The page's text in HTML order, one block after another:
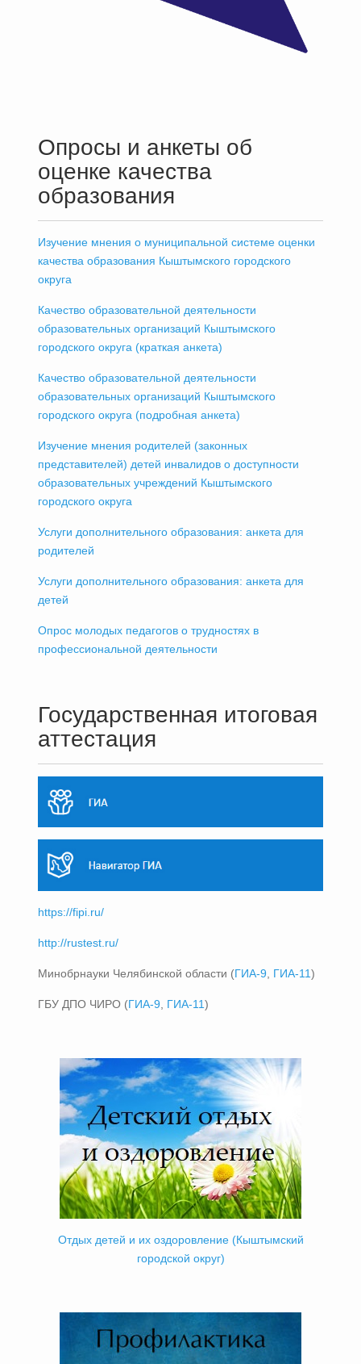
Опросы и анкеты об
оценке качества
образования
Изучение мнения о муниципальной системе оценки
качества образования Кыштымского городского
округа
Качество образовательной деятельности
образовательных организаций Кыштымского
городского округа (краткая анкета)
Качество образовательной деятельности
образовательных организаций Кыштымского
городского округа (подробная анкета)
Изучение мнения родителей (законных
представителей) детей инвалидов о доступности
образовательных учреждений Кыштымского
городского округа
Услуги дополнительного образования: анкета для
родителей
Услуги дополнительного образования: анкета для
детей
Опрос молодых педагогов о трудностях в
профессиональной деятельности
Государственная итоговая
аттестация
https://fipi.ru/
http://rustest.ru/
Минобрнауки Челябинской области (ГИА-9 ГИА-11)
ГБУ ДПО ЧИРО (ГИА-9 ГИА-11)
Отдых детей и их оздоровление (Кыштымский
городской округ)